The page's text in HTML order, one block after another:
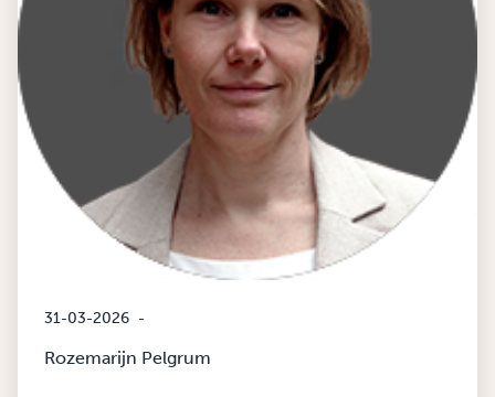
31-03-2026 -
Rozemarijn Pelgrum